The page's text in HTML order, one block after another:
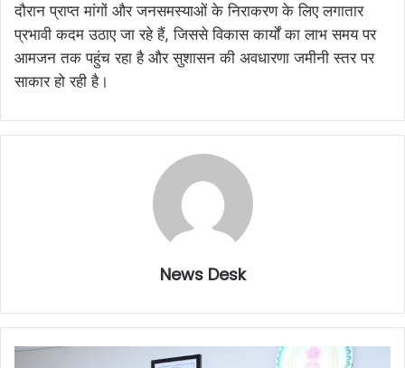
दौरान प्राप्त मांगों और जनसमस्याओं के निराकरण के लिए लगातार
प्रभावी कदम उठाए जा रहे हैं, जिससे विकास कार्यों का लाभ समय पर
आमजन तक पहुंच रहा है और सुशासन की अवधारणा जमीनी स्तर पर
साकार हो रही है।
News Desk